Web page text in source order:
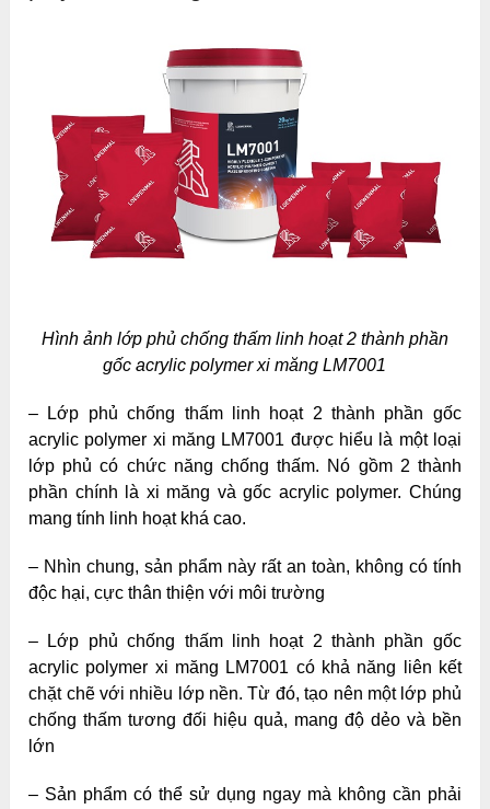
Hình ảnh lớp phủ chống thấm linh hoạt 2 thành phần
gốc acrylic polymer xi măng LM7001
– Lớp phủ chống thấm linh hoạt 2 thành phần gốc
acrylic polymer xi măng LM7001 được hiểu là một loại
lớp phủ có chức năng chống thấm. Nó gồm 2 thành
phần chính là xi măng và gốc acrylic polymer. Chúng
mang tính linh hoạt khá cao.
– Nhìn chung, sản phẩm này rất an toàn, không có tính
độc hại, cực thân thiện với môi trường
– Lớp phủ chống thấm linh hoạt 2 thành phần gốc
acrylic polymer xi măng LM7001 có khả năng liên kết
chặt chẽ với nhiều lớp nền. Từ đó, tạo nên một lớp phủ
chống thấm tương đối hiệu quả, mang độ dẻo và bền
lớn
– Sản phẩm có thể sử dụng ngay mà không cần phải